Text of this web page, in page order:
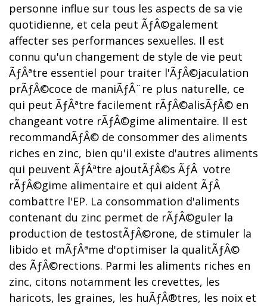
personne influe sur tous les aspects de sa vie
quotidienne, et cela peut ÃƒÂ©galement
affecter ses performances sexuelles. Il est
connu qu'un changement de style de vie peut
ÃƒÂªtre essentiel pour traiter l'ÃƒÂ©jaculation
prÃƒÂ©coce de maniÃƒÂ¨re plus naturelle, ce
qui peut ÃƒÂªtre facilement rÃƒÂ©alisÃƒÂ© en
changeant votre rÃƒÂ©gime alimentaire. Il est
recommandÃƒÂ© de consommer des aliments
riches en zinc, bien qu'il existe d'autres aliments
qui peuvent ÃƒÂªtre ajoutÃƒÂ©s ÃƒÂ votre
rÃƒÂ©gime alimentaire et qui aident ÃƒÂ
combattre l'EP. La consommation d'aliments
contenant du zinc permet de rÃƒÂ©guler la
production de testostÃƒÂ©rone, de stimuler la
libido et mÃƒÂªme d'optimiser la qualitÃƒÂ©
des ÃƒÂ©rections. Parmi les aliments riches en
zinc, citons notamment les crevettes, les
haricots, les graines, les huÃƒÂ®tres, les noix et